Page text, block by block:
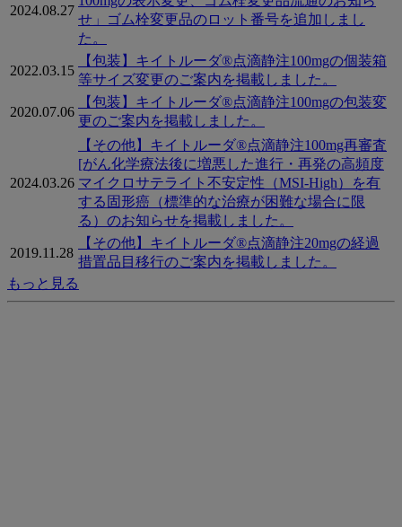
2024.08.27
せ」ゴム栓変更品のロット番号を追加しまし
た。
2022.03.15
【包装】キイトルーダ®点滴静注100mgの個装箱
等サイズ変更のご案内を掲載しました。
2020.07.06
【包装】キイトルーダ®点滴静注100mgの包装変
更のご案内を掲載しました。
2024.03.26
【その他】キイトルーダ®点滴静注100mg再審査
[がん化学療法後に増悪した進行・再発の高頻度
マイクロサテライト不安定性（MSI-High）を有
する固形癌（標準的な治療が困難な場合に限
る）のお知らせを掲載しました。
2019.11.28
【その他】キイトルーダ®点滴静注20mgの経過
措置品目移行のご案内を掲載しました。
もっと見る